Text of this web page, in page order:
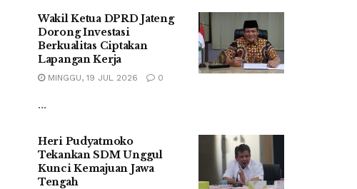
Wakil Ketua DPRD Jateng
Dorong Investasi
Berkualitas Ciptakan
Lapangan Kerja
MINGGU, 19 JUL 2026 0
...
Heri Pudyatmoko
Tekankan SDM Unggul
Kunci Kemajuan Jawa
Tengah